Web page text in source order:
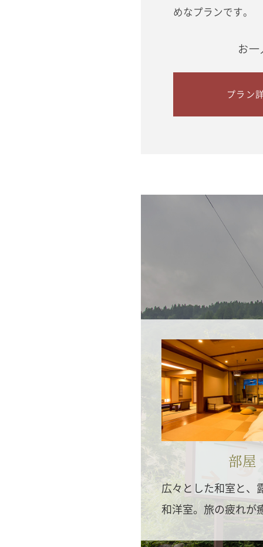
めなプランです。
お
プラン
部屋
広々とした和室と、
和洋室。旅の疲れが